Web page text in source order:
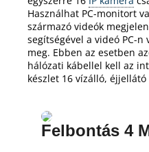
Használhat PC-monitort
származó videók
segítségével a videó PC-
meg. Ebben az esetben
hálózati kábellel kell az
készlet 16 vízálló,
Felbontás 4